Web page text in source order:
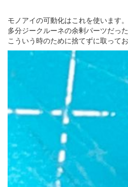
モノアイの可動化はこれを使います。
多分ジークルーネの余剰パーツだっ
こういう時のために捨てずに取ってお